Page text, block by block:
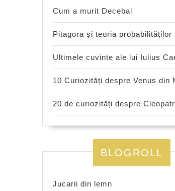
Cum a murit Decebal
Pitagora și teoria probabilităților
Ultimele cuvinte ale lui Iulius
10 Curiozități despre Venus din
20 de curiozități despre
BLOGROLL
Jucarii din lemn